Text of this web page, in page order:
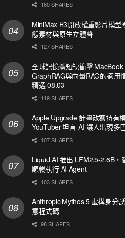
160 SHARES
MiniMax H3開放權重影片模
態素材與原生立體聲
127 SHARES
全球記憶體短缺衝擊 MacBook
GraphRAG與向量RAG的適用
精選 08.03
119 SHARES
Apple Upgrade 計畫改寫持有
YouTuber 坦言 AI 讓人出現多
107 SHARES
Liquid AI 推出 LFM2.5-2.6B，
順暢執行 AI Agent
103 SHARES
Anthropic Mythos 5 虛構身分
意程式碼
98 SHARES